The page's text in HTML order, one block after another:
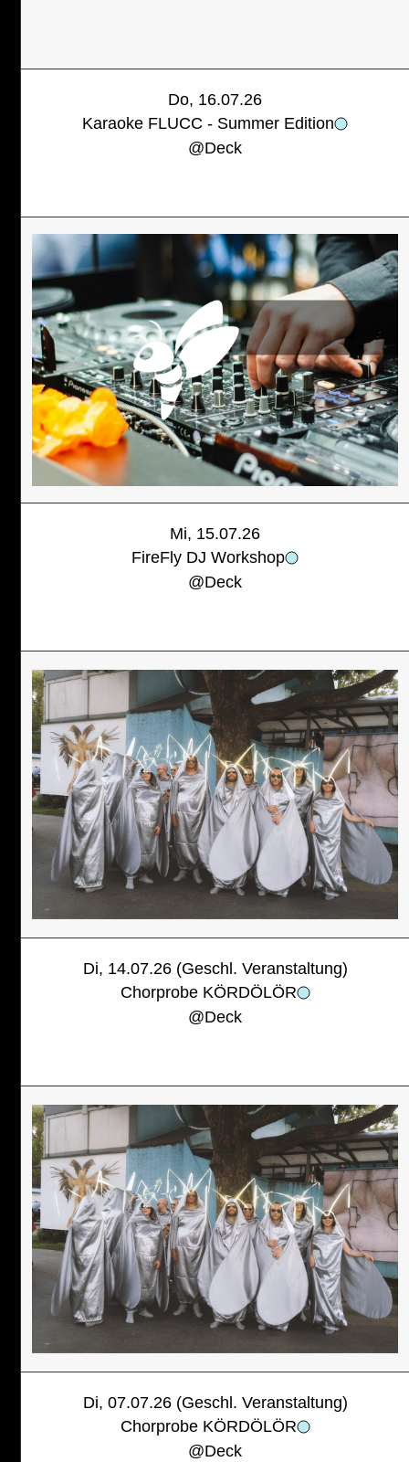
Do, 16.07.26
Karaoke FLUCC - Summer Edition
@Deck
Mi, 15.07.26
FireFly DJ Workshop
@Deck
Di, 14.07.26 (Geschl. Veranstaltung)
Chorprobe KÖRDÖLÖR
@Deck
Di, 07.07.26 (Geschl. Veranstaltung)
Chorprobe KÖRDÖLÖR
@Deck